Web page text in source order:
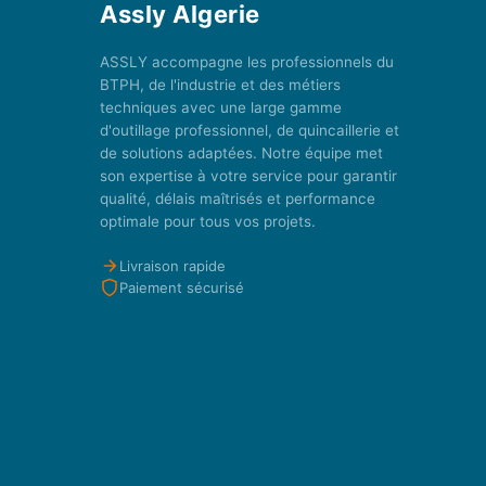
Assly Algerie
ASSLY accompagne les professionnels du
BTPH, de l'industrie et des métiers
techniques avec une large gamme
d'outillage professionnel, de quincaillerie et
de solutions adaptées. Notre équipe met
son expertise à votre service pour garantir
qualité, délais maîtrisés et performance
optimale pour tous vos projets.
Livraison rapide
Paiement sécurisé